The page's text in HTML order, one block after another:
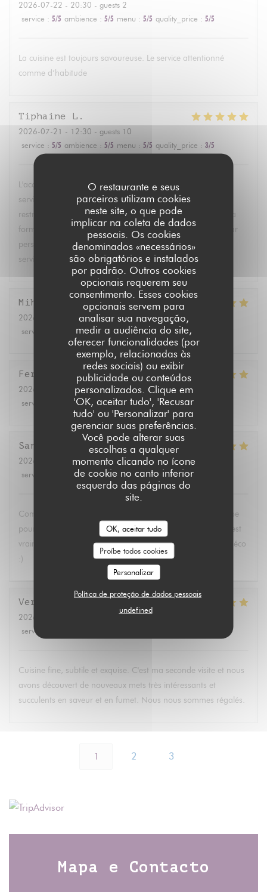
O restaurante e seus
parceiros utilizam cookies
neste site, o que pode
implicar na coleta de dados
pessoais. Os cookies
denominados «necessários»
são obrigatórios e instalados
por padrão. Outros cookies
opcionais requerem seu
consentimento. Esses cookies
opcionais servem para
analisar sua navegação,
medir a audiência do site,
oferecer funcionalidades (por
exemplo, relacionadas às
redes sociais) ou exibir
publicidade ou conteúdos
personalizados. Clique em
'OK, aceitar tudo', 'Recusar
tudo' ou 'Personalizar' para
gerenciar suas preferências.
Você pode alterar suas
escolhas a qualquer
momento clicando no ícone
de cookie no canto inferior
esquerdo das páginas do
site.
OK, aceitar tudo
Proíbe todos cookies
Personalizar
Política de proteção de dados pessoais
undefined
2026-07-22 - 20:30 - guests 2
service : 5/5 ambience : 5/5 menu : 5/5 quality_price : 5/5
La cuisine est toujours savoureuse. Le service attentionné
comme d’habitude
Tiphaine L
2026-07-21 - 12:30 - guests 10
service : 5/5 ambience : 5/5 menu : 5/5 quality_price : 3/5
L'accueil était parfait, nous avons eu une grande table, le
service était rapide, et ils ont su s'adapter à toutes les
restrictions alimentaires ! Le seul bémol je trouve c'est que la
formule fixe que nous avons eue était un peu chère (24€ par
personne) par rapport à la quantité et la diversité des plats
servis. Mais c'était vraiment super bon !
Mihoko
2026-07-17
- 19:00 - guests 3
service
ambience: 5/5 menu: 5/5 quality_price
Fernando B
2026-07-11
- 12:30 - guests 2
service
ambience: 5/5 menu: 5/5 quality_price
Sandrine
2026-07-11
- 14:30 - guests 2
service
ambience: 5/5 menu: 5/5 quality_price
Comme d’habitude un délice. Merci Virginia et toute l’équipe
pour la finesse de la cuisine et la gentillesse de l’accueil. C’est
vraiment une pépite ! Et encore bravo pour la magnifique déco
:)
Veronique
2026-07-11
- 12:30 - guests 2
service
Cuisine fine, subtile et exquise. C'est ma seconde visite et nous
avons découvert de nouveaux mets très intéressants et
succulents en saveur et en fumet. Nous nous sommes régalés.
1 2 3
Mapa e Contacto